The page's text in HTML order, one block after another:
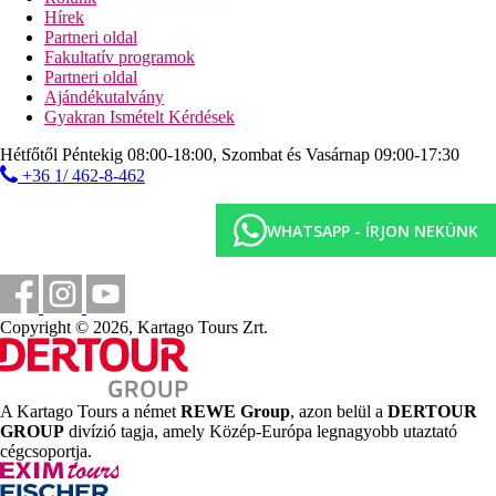
Szállodai információk
előcsarnok recepcióval
fő étterem
étterem a tengerparton
étterem felszolgálással (felár ellenében)
Wi-Fi a szálloda egész területén (ingyenes)
internetkapcsolat (díjköteles)
úszómedence (ingyenes napozóágyak és napernyők)
játszótér
miniklub
Strand leírása
homokos
napozóágyak és napernyők térítés ellenében
Ingyenes sporttevékenységek
animáció és rendhagyó esti programok
asztalitenisz
fitnesz
Hírek
Partneri oldal
Fakultatív programok
Partneri oldal
Ajándékutalvány
Gyakran Ismételt Kérdések
Hétfőtől Péntekig 08:00-18:00, Szombat és Vasárnap 09:00-17:30
+36 1/ 462-8-462
WHATSAPP - ÍRJON NEKÜNK
Copyright © 2026, Kartago Tours Zrt.
A Kartago Tours a német REWE Group, azon belül a DERTOUR
GROUP divízió tagja, amely Közép-Európa legnagyobb utaztató
cégcsoportja.